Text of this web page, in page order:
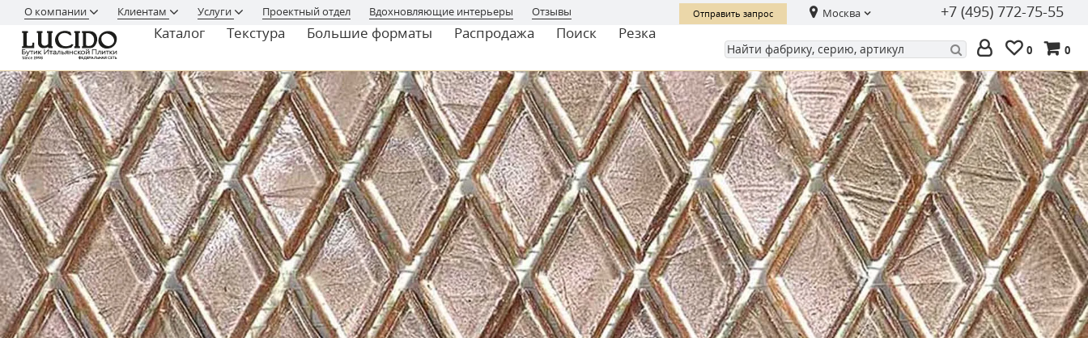
О компании Клиентам Услуги Проектный отдел Вдохновляющие интерьеры Отзывы Отправить запрос Москва +7 (495) 772-75-55
Каталог Текстура Большие форматы Распродажа Поиск Резка
0 0